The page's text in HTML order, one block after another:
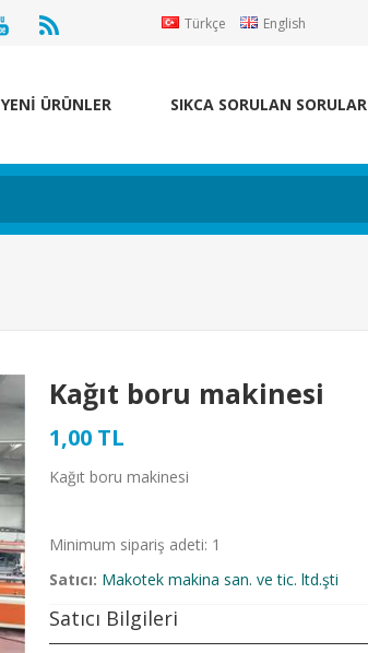
Türkçe English
YENİ ÜRÜNLER SIKCA SORULAN SORULAR
Kağıt boru makinesi
1,00 TL
Kağıt boru makinesi
Minimum sipariş adeti: 1
Satıcı: Makotek makina san. ve tic. ltd.şti
Satıcı Bilgileri